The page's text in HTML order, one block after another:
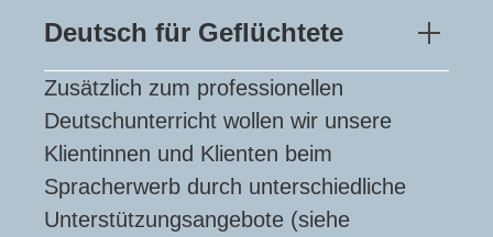
Deutsch für Geflüchtete
Zusätzlich zum professionellen
Deutschunterricht wollen wir unsere
Klientinnen und Klienten beim
Spracherwerb durch unterschiedliche
Unterstützungsangebote (siehe